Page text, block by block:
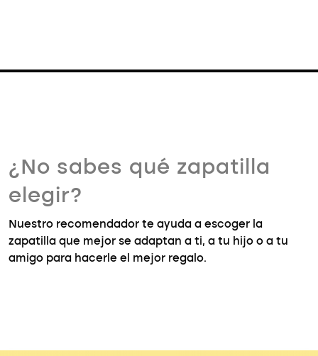
¿No sabes qué zapatilla
elegir?
Nuestro recomendador te ayuda a escoger la
zapatilla que mejor se adaptan a ti, a tu hijo o a tu
amigo para hacerle el mejor regalo.